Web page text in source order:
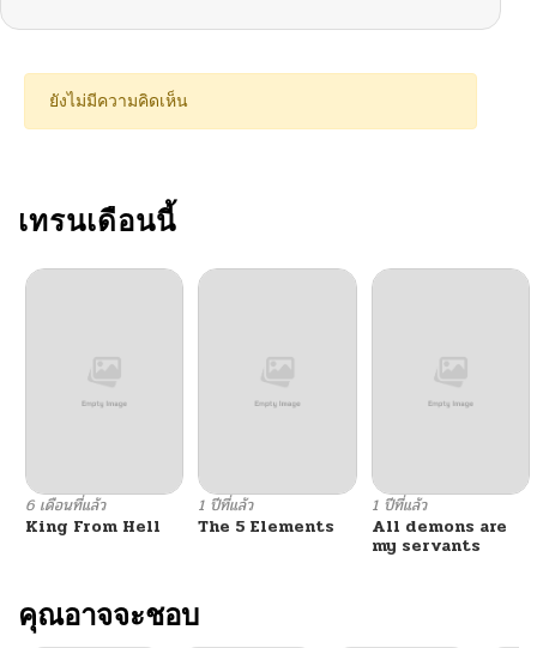
04/21/2026
ตอนที่ 121 04/15/2026
ตอนที่ 119
ตอนที่ 118
ตอนที่ 116 03/10/2026
ตอนที่ 115
ตอนที่ 114 02/25/2026
ตอนที่ 113
ยังไม่มีความคิดเห็น
เทรนเดือนนี้
6 เดือนที่แล้ว
King From Hell
1 ปีที่แล้ว
The 5 Elements
1 ปีที่แล้ว
All demons are
my servants
คุณอาจจะชอบ